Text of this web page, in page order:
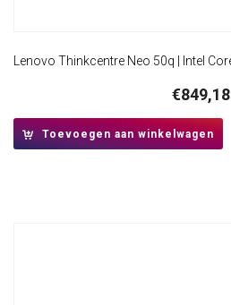
€849,18
Toevoegen aan winkelwagen